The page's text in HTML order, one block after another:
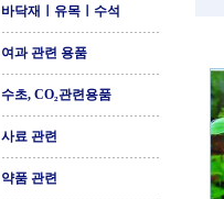
바닥재ㅣ유목ㅣ수석
여과 관련 용품
수초, CO₂관련용품
사료 관련
약품 관련